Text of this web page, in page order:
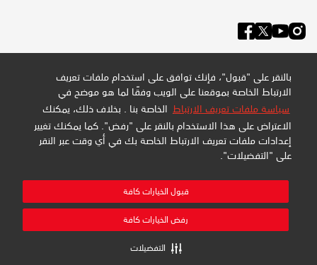
بالنقر على "قبول"، فإنك توافق على استخدام ملفات تعريف
الارتباط الخاصة بموقعنا على الويب وفقًا لما هو موضح في
سياسة ملفات تعريف الارتباط الخاصة بنا . بخلاف ذلك، يمكنك
الاعتراض على هذا الاستخدام بالنقر على "رفض". كما يمكنك تغيير
إعدادات ملفات تعريف الارتباط الخاصة بك في أي وقت عبر النقر
على "التفضيلات".
قبول الخيارات كافة
رفض الخيارات كافة
التفضيلات
سياسة الخصوصية وملفات تعريف الارتباط
شركة عبداللطيف جميل للبيع بالتجزئة المحدودة - سجل تجاري: